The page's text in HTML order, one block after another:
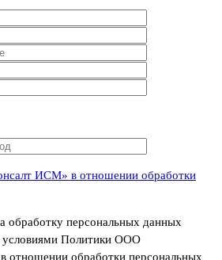
ИСМ» в отношении обработки
обработку персональных данных
условиями Политики ООО
обработки персональных